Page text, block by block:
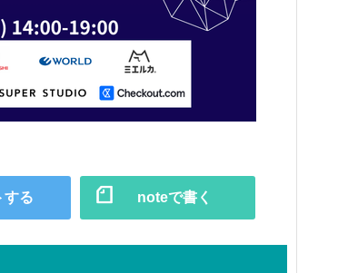
する noteで書く